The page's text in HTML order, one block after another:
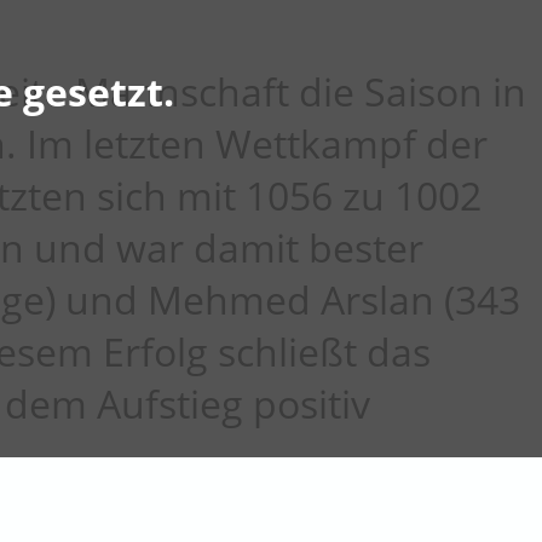
gesetzt.
Mannschaft die Saison in
Im letzten Wettkampf der
sich mit 1056 zu 1002
und war damit bester
und Mehmed Arslan (343
Erfolg schließt das
Aufstieg positiv